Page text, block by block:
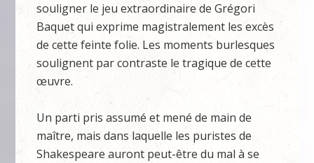
souligner le jeu extraordinaire de Grégori
Baquet qui exprime magistralement les excès
de cette feinte folie. Les moments burlesques
soulignent par contraste le tragique de cette
œuvre.
Un parti pris assumé et mené de main de
maître, mais dans laquelle les puristes de
Shakespeare auront peut-être du mal à se